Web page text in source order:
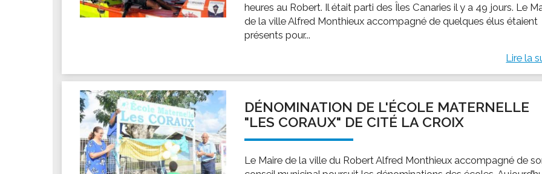
Stationnement
Annuaire santé
heures au Robert. Il était parti des Îles Canaries il y a 49 jours. Le
de la ville Alfred Monthieux accompagné de quelques élus étaient
présents pour...
Lire la
DÉNOMINATION DE L'ÉCOLE MATERNELLE
"LES CORAUX" DE CITÉ LA CROIX
Le Maire de la ville du Robert Alfred Monthieux accompagné de